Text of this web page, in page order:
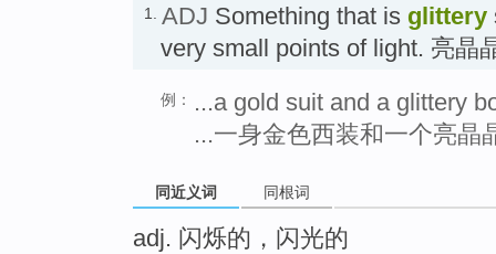
1. ADJ Something that is glittery
very small points of light. 亮晶
例：
...a gold suit and a glittery
...一身金色西装和一个亮晶
同近义词 同根词
adj. 闪烁的，闪光的